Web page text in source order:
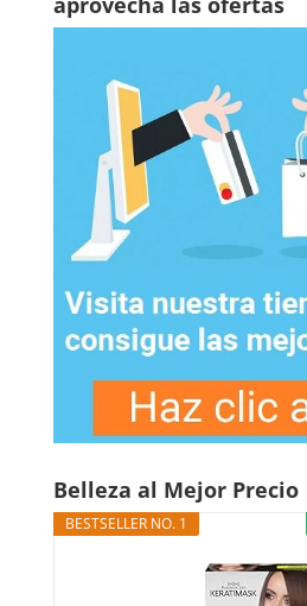
Belleza al Mejor Precio
BESTSELLER NO. 1